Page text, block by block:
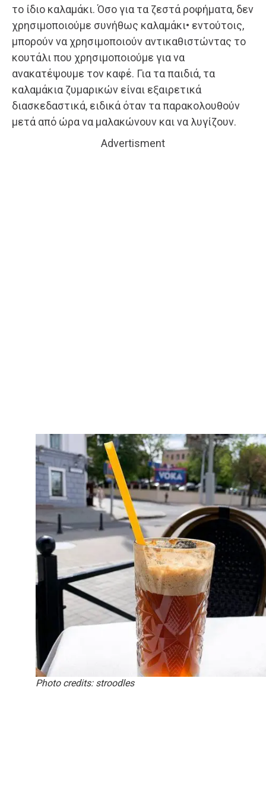
το ίδιο καλαμάκι. Όσο για τα ζεστά ροφήματα, δεν
χρησιμοποιούμε συνήθως καλαμάκι• εντούτοις,
μπορούν να χρησιμοποιούν αντικαθιστώντας το
κουτάλι που χρησιμοποιούμε για να
ανακατέψουμε τον καφέ. Για τα παιδιά, τα
καλαμάκια ζυμαρικών είναι εξαιρετικά
διασκεδαστικά, ειδικά όταν τα παρακολουθούν
μετά από ώρα να μαλακώνουν και να λυγίζουν.
Advertisment
Photo credits: stroodles